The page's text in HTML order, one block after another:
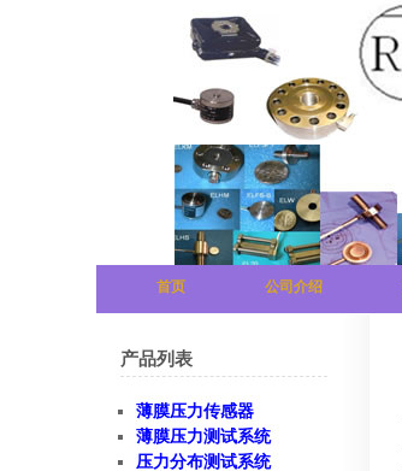
首页 公司介绍
产品列表
薄膜压力传感器
薄膜压力测试系统
压力分布测试系统